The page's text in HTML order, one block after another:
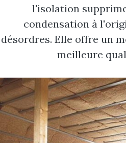
l'isolation
condensation à
désordres. Elle offre un
meilleure